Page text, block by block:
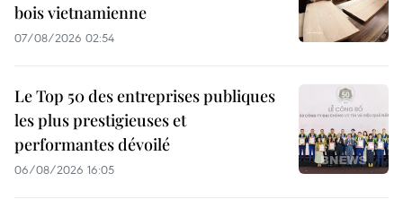
bois vietnamienne
07/08/2026 02:54
Le Top 50 des entreprises publiques
les plus prestigieuses et
performantes dévoilé
06/08/2026 16:05